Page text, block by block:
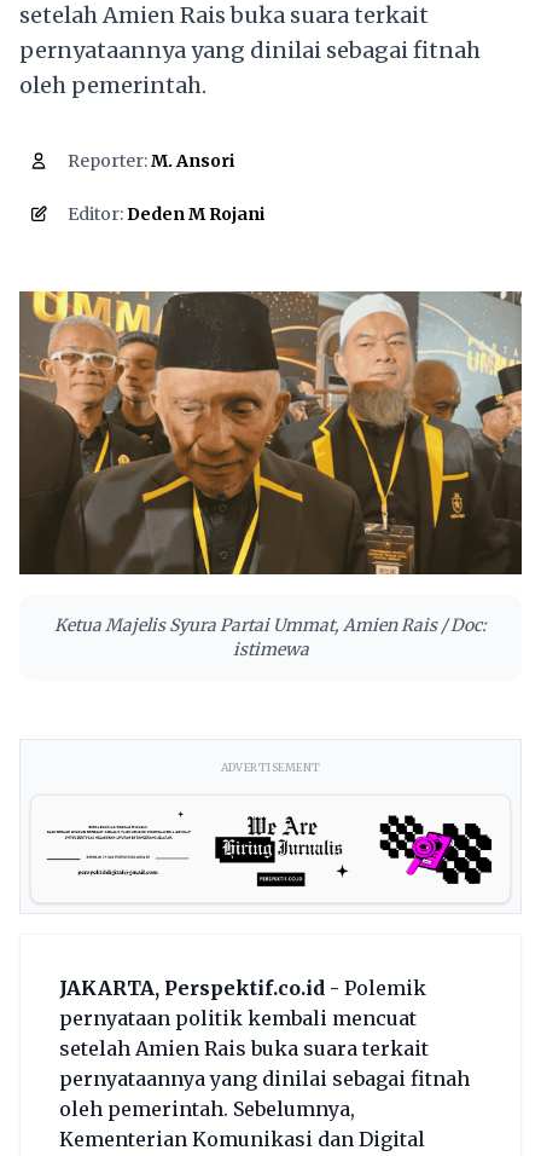
setelah Amien Rais buka suara terkait
pernyataannya yang dinilai sebagai fitnah
oleh pemerintah.
Reporter:M. Ansori
Editor:Deden M Rojani
Ketua Majelis Syura Partai Ummat, Amien Rais / Doc:
istimewa
ADVERTISEMENT
JAKARTA, Perspektif.co.id - Polemik
pernyataan politik kembali mencuat
setelah Amien Rais buka suara terkait
pernyataannya yang dinilai sebagai fitnah
oleh pemerintah. Sebelumnya,
Kementerian Komunikasi dan Digital